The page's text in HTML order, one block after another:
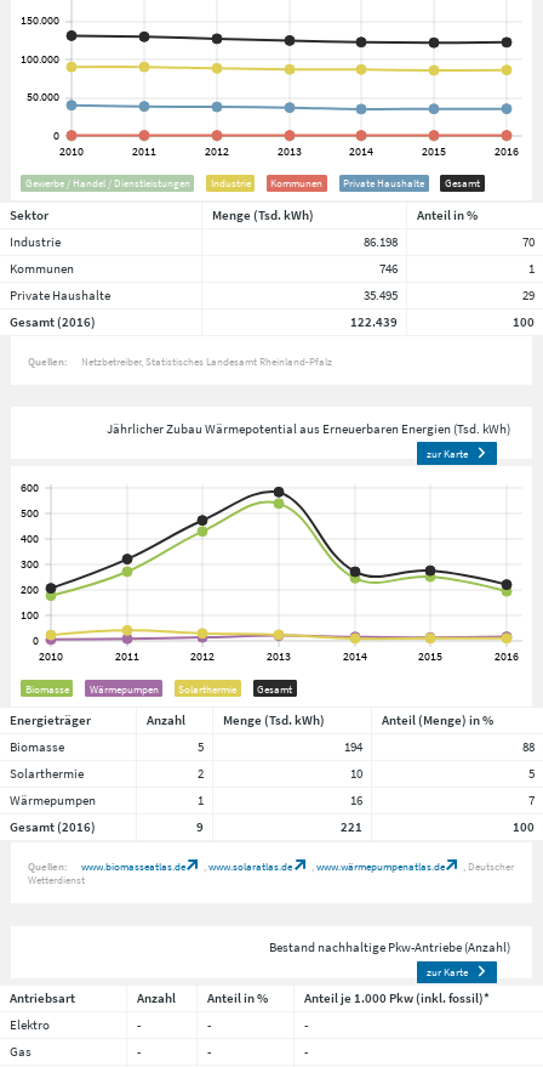
Gewerbe / Handel / Dienstleistungen Industrie Kommunen Private Haushalte Gesamt
Sektor Menge (Tsd. kWh)
Anteil in %
Industrie
86.198
70
Kommunen
746
1
Private Haushalte
35.495
29
Gesamt (2016)
122.439 100
Quellen: Netzbetreiber Statistisches Landesamt Rheinland-Pfalz
Jährlicher Zubau Wärmepotential aus Erneuerbaren Energien (Tsd. kWh)
zur Karte
Biomasse Wärmepumpen Solarthermie Gesamt
Energieträger Anzahl Menge (Tsd. kWh)
Anteil (Menge) in %
Biomasse
5 194
88
Solarthermie
2 10
5
Wärmepumpen
1 16
7
Gesamt (2016)
9 221 100
Quellen: www.biomasseatlas.de www.solaratlas.de www.wärmepumpenatlas.de
Deutscher
Wetterdienst
Bestand nachhaltige Pkw-Antriebe (Anzahl)
zur Karte
Antriebsart Anzahl Anteil in %
Anteil je 1.000 Pkw (inkl. fossil)*
Elektro
- -
-
Gas
- -
-